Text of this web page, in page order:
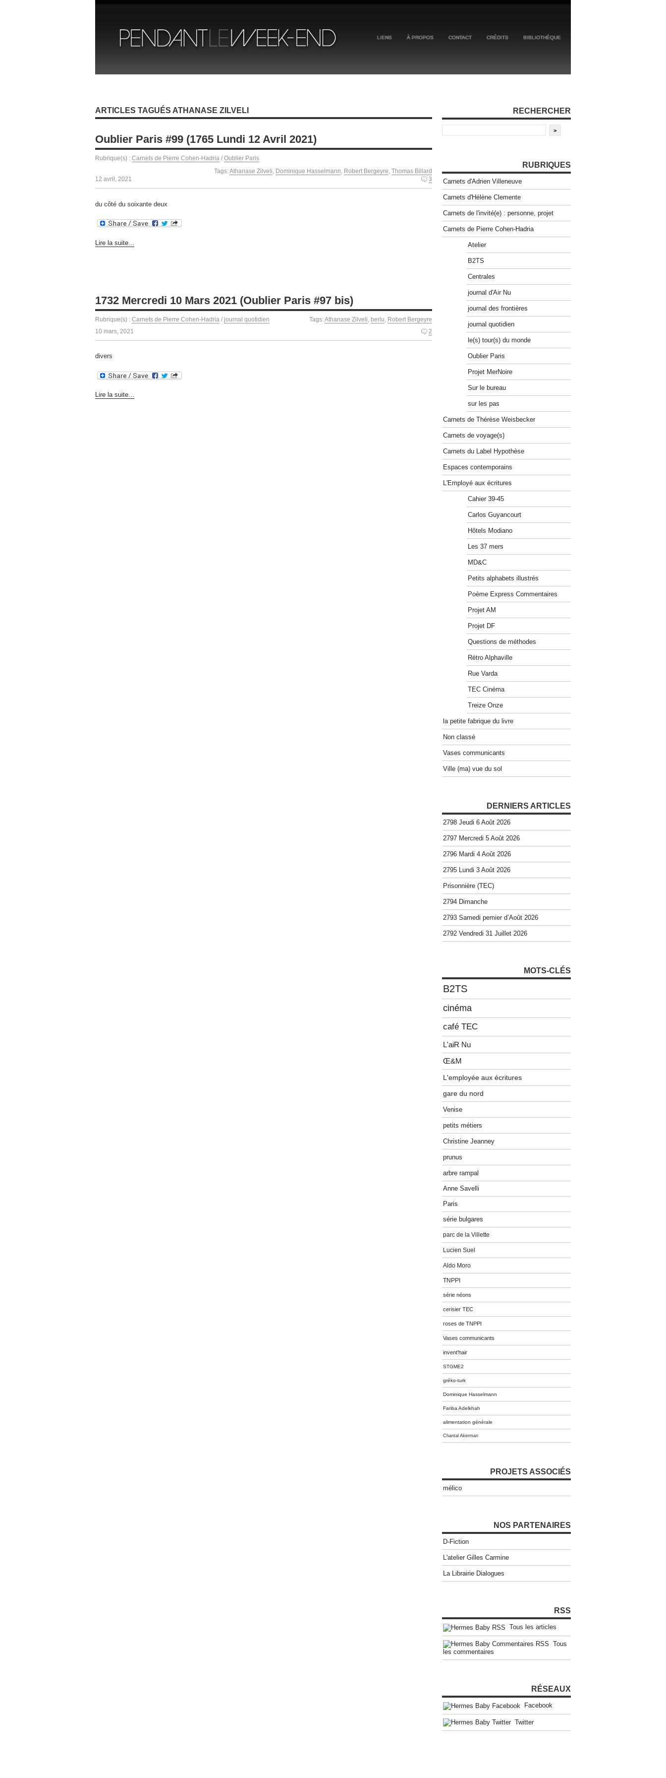
LIENS À PROPOS CONTACT CRÉDITS BIBLIOTHÈQUE
ARTICLES TAGUÉS ATHANASE ZILVELI
Oublier Paris #99 (1765 Lundi 12 Avril 2021)
Rubrique(s) : Carnets de Pierre Cohen-Hadria / Oublier Paris
Tags:Athanase Zilveli, Dominique Hasselmann, Robert Bergeyre, Thomas Billard
12 avril, 2021
3
du côté du soixante deux
Lire la suite...
1732 Mercredi 10 Mars 2021 (Oublier Paris #97 bis)
Rubrique(s) : Carnets de Pierre Cohen-Hadria / journal quotidien Tags:Athanase Zilveli berlu Robert Bergeyre
10 mars, 2021
2
divers
Lire la suite...
RECHERCHER
RUBRIQUES
Carnets d'Adrien Villeneuve
Carnets d'Hélène Clemente
Carnets de l'invité(e) : personne, projet
Carnets de Pierre Cohen-Hadria
Atelier
B2TS
Centrales
journal d'Air Nu
journal des frontières
journal quotidien
le(s) tour(s) du monde
Oublier Paris
Projet MerNoire
Sur le bureau
sur les pas
Carnets de Thérèse Weisbecker
Carnets de voyage(s)
Carnets du Label Hypothèse
Espaces contemporains
L'Employé aux écritures
Cahier 39-45
Carlos Guyancourt
Hôtels Modiano
Les 37 mers
MD&C
Petits alphabets illustrés
Poème Express Commentaires
Projet AM
Projet DF
Questions de méthodes
Rétro Alphaville
Rue Varda
TEC Cinéma
Treize Onze
la petite fabrique du livre
Non classé
Vases communicants
Ville (ma) vue du sol
DERNIERS ARTICLES
2798 Jeudi 6 Août 2026
2797 Mercredi 5 Août 2026
2796 Mardi 4 Août 2026
2795 Lundi 3 Août 2026
Prisonnière (TEC)
2794 Dimanche
2793 Samedi pemier d’Août 2026
2792 Vendredi 31 Juillet 2026
MOTS-CLÉS
B2TS
cinéma
café TEC
L'aiR Nu
Œ&M
L'employée aux écritures
gare du nord
Venise
petits métiers
Christine Jeanney
prunus
arbre rampal
Anne Savelli
Paris
série bulgares
parc de la Villette
Lucien Suel
Aldo Moro
TNPPI
série néons
cerisier TEC
roses de TNPPI
Vases communicants
invent'hair
STGME2
gréko-turk
Dominique Hasselmann
Fariba Adelkhah
alimentation générale
Chantal Akerman
PROJETS ASSOCIÉS
mélico
NOS PARTENAIRES
D-Fiction
L'atelier Gilles Carmine
La Librairie Dialogues
RSS
Tous les articles
Tous
les commentaires
RÉSEAUX
Facebook
Twitter